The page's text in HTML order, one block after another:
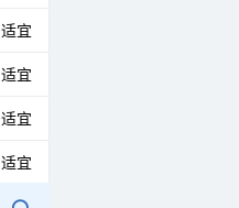
适宜
适宜
适宜
适宜